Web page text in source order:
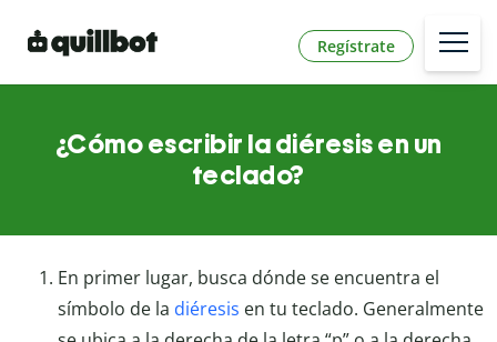
Regístrate
¿Cómo escribir la diéresis en un
teclado?
En primer lugar, busca dónde se encuentra el
símbolo de la diéresis en tu teclado. Generalmente